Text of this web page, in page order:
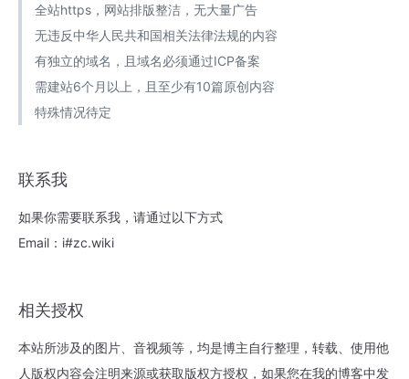
全站https，网站排版整洁，无大量广告
无违反中华人民共和国相关法律法规的内容
有独立的域名，且域名必须通过ICP备案
需建站6个月以上，且至少有10篇原创内容
特殊情况待定
联系我
如果你需要联系我，请通过以下方式
Email：i#zc.wiki
相关授权
本站所涉及的图片、音视频等，均是博主自行整理，转载、使用他
人版权内容会注明来源或获取版权方授权，如果您在我的博客中发